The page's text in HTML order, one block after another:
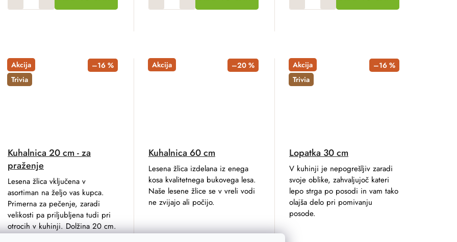
Akcija
Trivia
–16 %
Kuhalnica 20 cm - za
praženje
Lesena žlica vključena v
asortiman na željo vas kupca.
Primerna za pečenje, zaradi
velikosti pa priljubljena tudi pri
otrocih v kuhinji. Dolžina 20 cm.
Akcija –20 %
Kuhalnica 60 cm
Lesena žlica izdelana iz enega
kosa kvalitetnega bukovega lesa.
Naše lesene žlice se v vreli vodi
ne zvijajo ali počijo.
Akcija
Trivia
–16 %
Lopatka 30 cm
V kuhinji je nepogrešljiv zaradi
svoje oblike, zahvaljujoč kateri
lepo strga po posodi in vam tako
olajša delo pri pomivanju
posode.